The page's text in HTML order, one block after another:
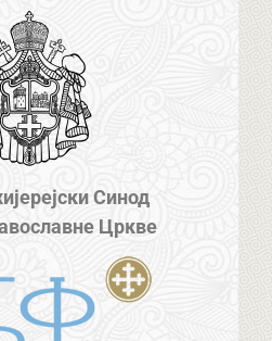
Синод
Цркве